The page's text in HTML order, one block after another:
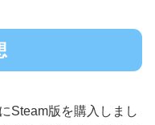
Steam版を購入しまし